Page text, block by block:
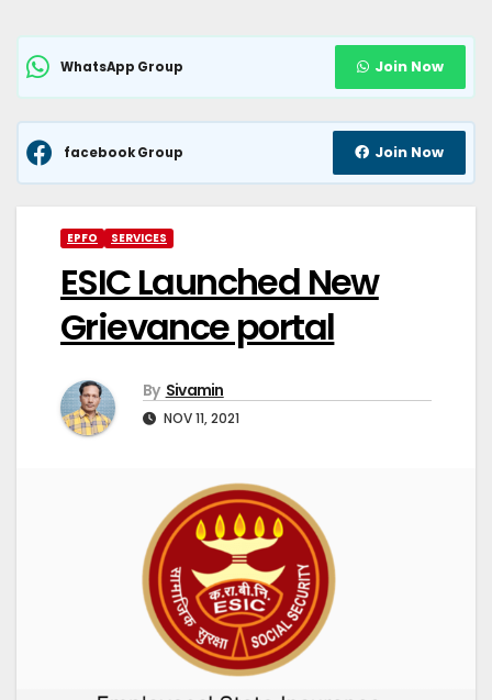
WhatsApp Group Join Now
facebook Group Join Now
EPFO SERVICES
ESIC Launched New
Grievance portal
By Sivamin
NOV 11, 2021